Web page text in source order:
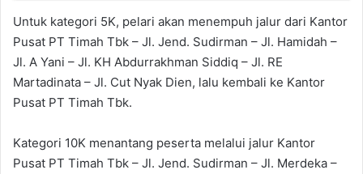
Untuk kategori 5K, pelari akan menempuh jalur dari Kantor
Pusat PT Timah Tbk – Jl. Jend. Sudirman – Jl. Hamidah –
Jl. A Yani – Jl. KH Abdurrakhman Siddiq – Jl. RE
Martadinata – Jl. Cut Nyak Dien, lalu kembali ke Kantor
Pusat PT Timah Tbk.
Kategori 10K menantang peserta melalui jalur Kantor
Pusat PT Timah Tbk – Jl. Jend. Sudirman – Jl. Merdeka –